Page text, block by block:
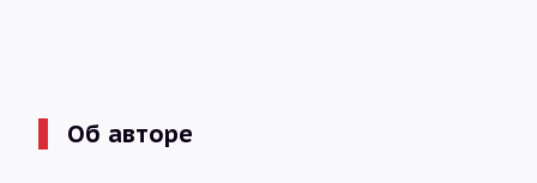
Об авторе